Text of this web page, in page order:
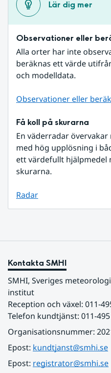
Lär dig mer
Observationer eller
Alla orter har inte
beräknas ett värde
och modelldata.
Observationer eller
Få koll på skurarna
En väderradar
med hög upplösning i
ett värdefullt hjälpmedel
skurarna.
Radar
Kontakta SMHI
SMHI, Sveriges
institut
Reception och växel: 011-
Telefon kundtjänst: 011-
Organisationsnummer:
Epost: kundtjanst@smhi.se
Epost: registrator@smhi.se